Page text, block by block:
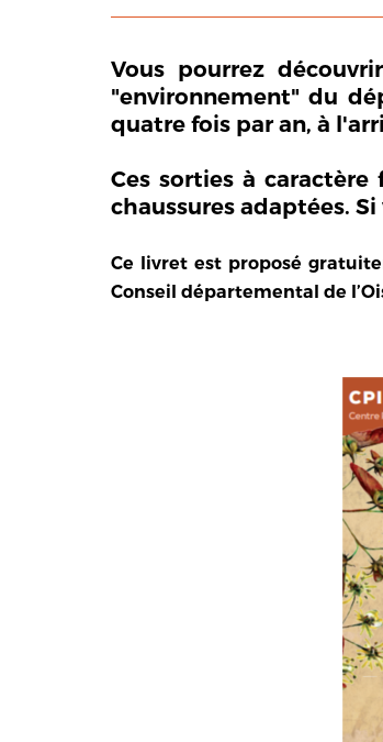
Vous pourrez
"environnement" du
quatre fois par an, à
Ces sorties à
chaussures adaptées.
Ce livret est proposé
Conseil départemental de